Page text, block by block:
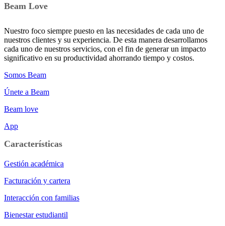
Beam Love
Nuestro foco siempre puesto en las necesidades de cada uno de
nuestros clientes y su experiencia. De esta manera desarrollamos
cada uno de nuestros servicios, con el fin de generar un impacto
significativo en su productividad ahorrando tiempo y costos.
Somos Beam
Únete a Beam
Beam love
App
Características
Gestión académica
Facturación y cartera
Interacción con familias
Bienestar estudiantil